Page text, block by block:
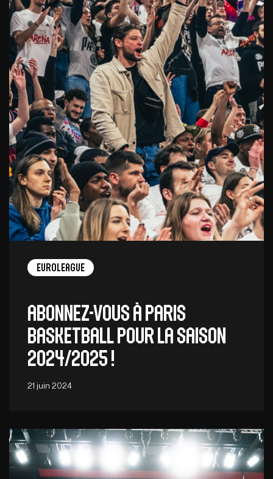
EuroLeague
Abonnez-vous à Paris
Basketball pour la saison
2024/2025 !
21 juin 2024